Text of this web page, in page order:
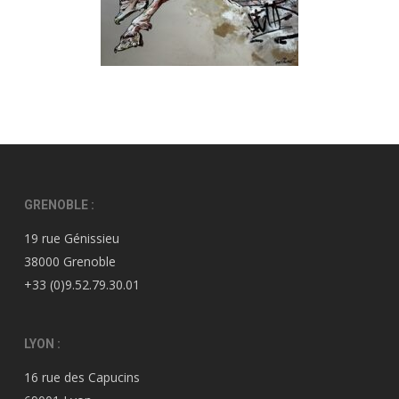
GRENOBLE :
19 rue Génissieu
38000 Grenoble
+33 (0)9.52.79.30.01
LYON :
16 rue des Capucins